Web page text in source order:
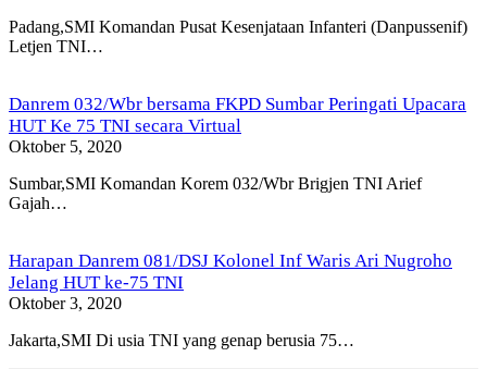
Padang,SMI Komandan Pusat Kesenjataan Infanteri (Danpussenif)
Letjen TNI…
Danrem 032/Wbr bersama FKPD Sumbar Peringati Upacara
HUT Ke 75 TNI secara Virtual
Oktober 5, 2020
Sumbar,SMI Komandan Korem 032/Wbr Brigjen TNI Arief
Gajah…
Harapan Danrem 081/DSJ Kolonel Inf Waris Ari Nugroho
Jelang HUT ke-75 TNI
Oktober 3, 2020
Jakarta,SMI Di usia TNI yang genap berusia 75…